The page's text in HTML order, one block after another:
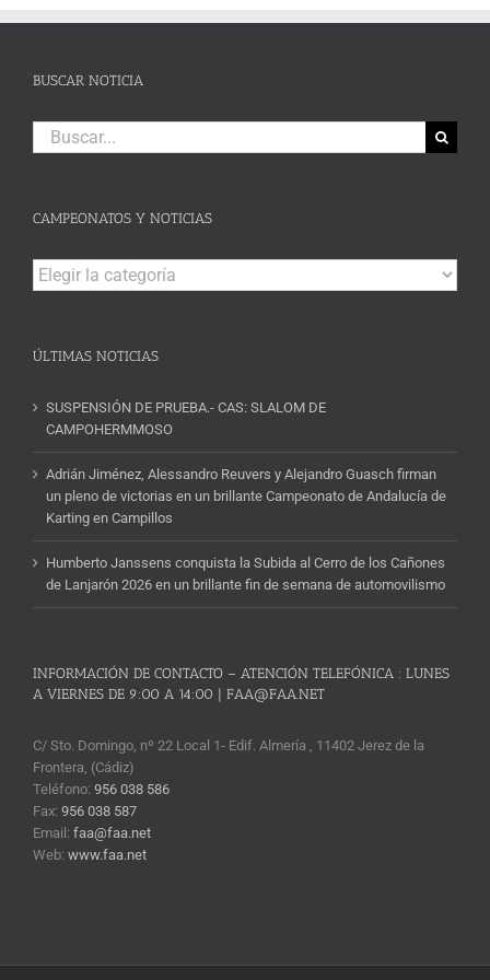
BUSCAR NOTICIA
Buscar:
CAMPEONATOS Y NOTICIAS
Campeonatos
y
ÚLTIMAS NOTICIAS
SUSPENSIÓN DE PRUEBA.- CAS: SLALOM DE
CAMPOHERMMOSO
Adrián Jiménez, Alessandro Reuvers y Alejandro Guasch firman
un pleno de victorias en un brillante Campeonato de Andalucía de
Karting en Campillos
Humberto Janssens conquista la Subida al Cerro de los Cañones
de Lanjarón 2026 en un brillante fin de semana de automovilismo
INFORMACIÓN DE CONTACTO – ATENCIÓN TELEFÓNICA : LUNES
A VIERNES DE 9:00 A 14:00 | FAA@FAA.NET
C/ Sto. Domingo, nº 22 Local 1- Edif. Almería , 11402 Jerez de la
Frontera, (Cádiz)
Teléfono: 956 038 586
Fax: 956 038 587
Email: faa@faa.net
Web: www.faa.net